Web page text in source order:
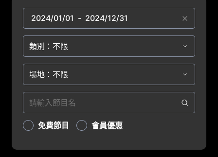
類別：不限
場地：不限
免費節目 會員優惠